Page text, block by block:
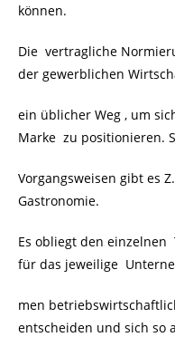
können.
Die vertragliche
der gewerblichen
ein üblicher Weg , um
Marke zu positionieren.
Vorgangsweisen gibt es
Gastronomie.
Es obliegt den
für das jeweilige
men
entscheiden und sich so